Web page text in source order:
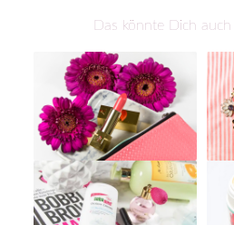
Das könnte Dich auch